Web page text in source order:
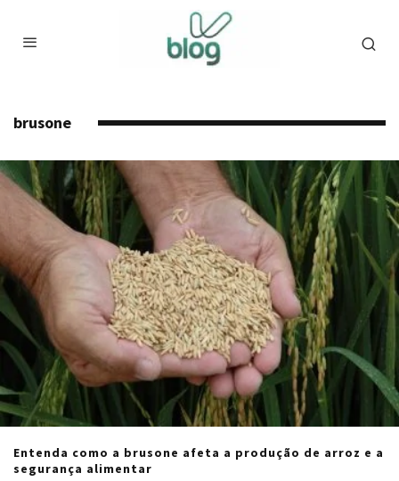
brusone
Entenda como a brusone afeta a produção de arroz e a
segurança alimentar